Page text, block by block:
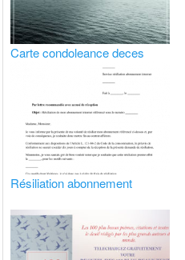
Carte condoleance deces
Résiliation abonnement